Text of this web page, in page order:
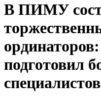
В ПИМУ
подготовил
специалистов